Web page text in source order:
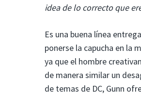
idea de lo correcto que
Es una buena línea
ponerse la capucha en la
ya que el hombre
de manera similar un
de temas de DC, Gunn